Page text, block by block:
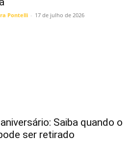
Pontelli - 17 de julho de 2026
Saiba quando o
ser retirado